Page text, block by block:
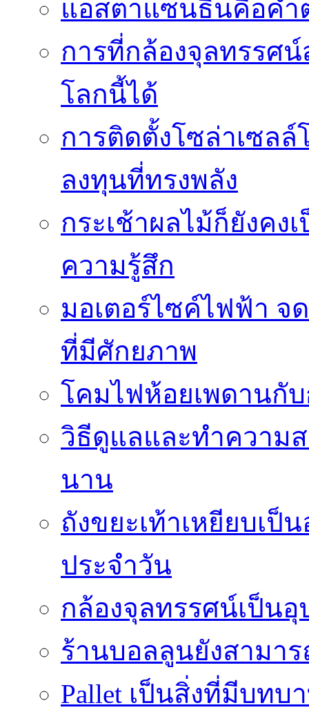
แอสตาแซนธินคือค
การที่กล้องจุลทรรศ
โลกนี้ได้
การติดตั้งโซล่าเซลล์
ลงทุนที่ทรงพลัง
กระเช้าผลไม้ก็ยังคง
ความรู้สึก
มอเตอร์ไซค์ไฟฟ้า จ
ที่มีศักยภาพ
โคมไฟห้อยเพดานกั
วิธีดูแลและทำความ
นาน
ถังขยะเท้าเหยียบเ
ประจำวัน
กล้องจุลทรรศน์เป็น
ร้านบอลลูนยังสามาร
Pallet เป็นสิ่งที่มีบท